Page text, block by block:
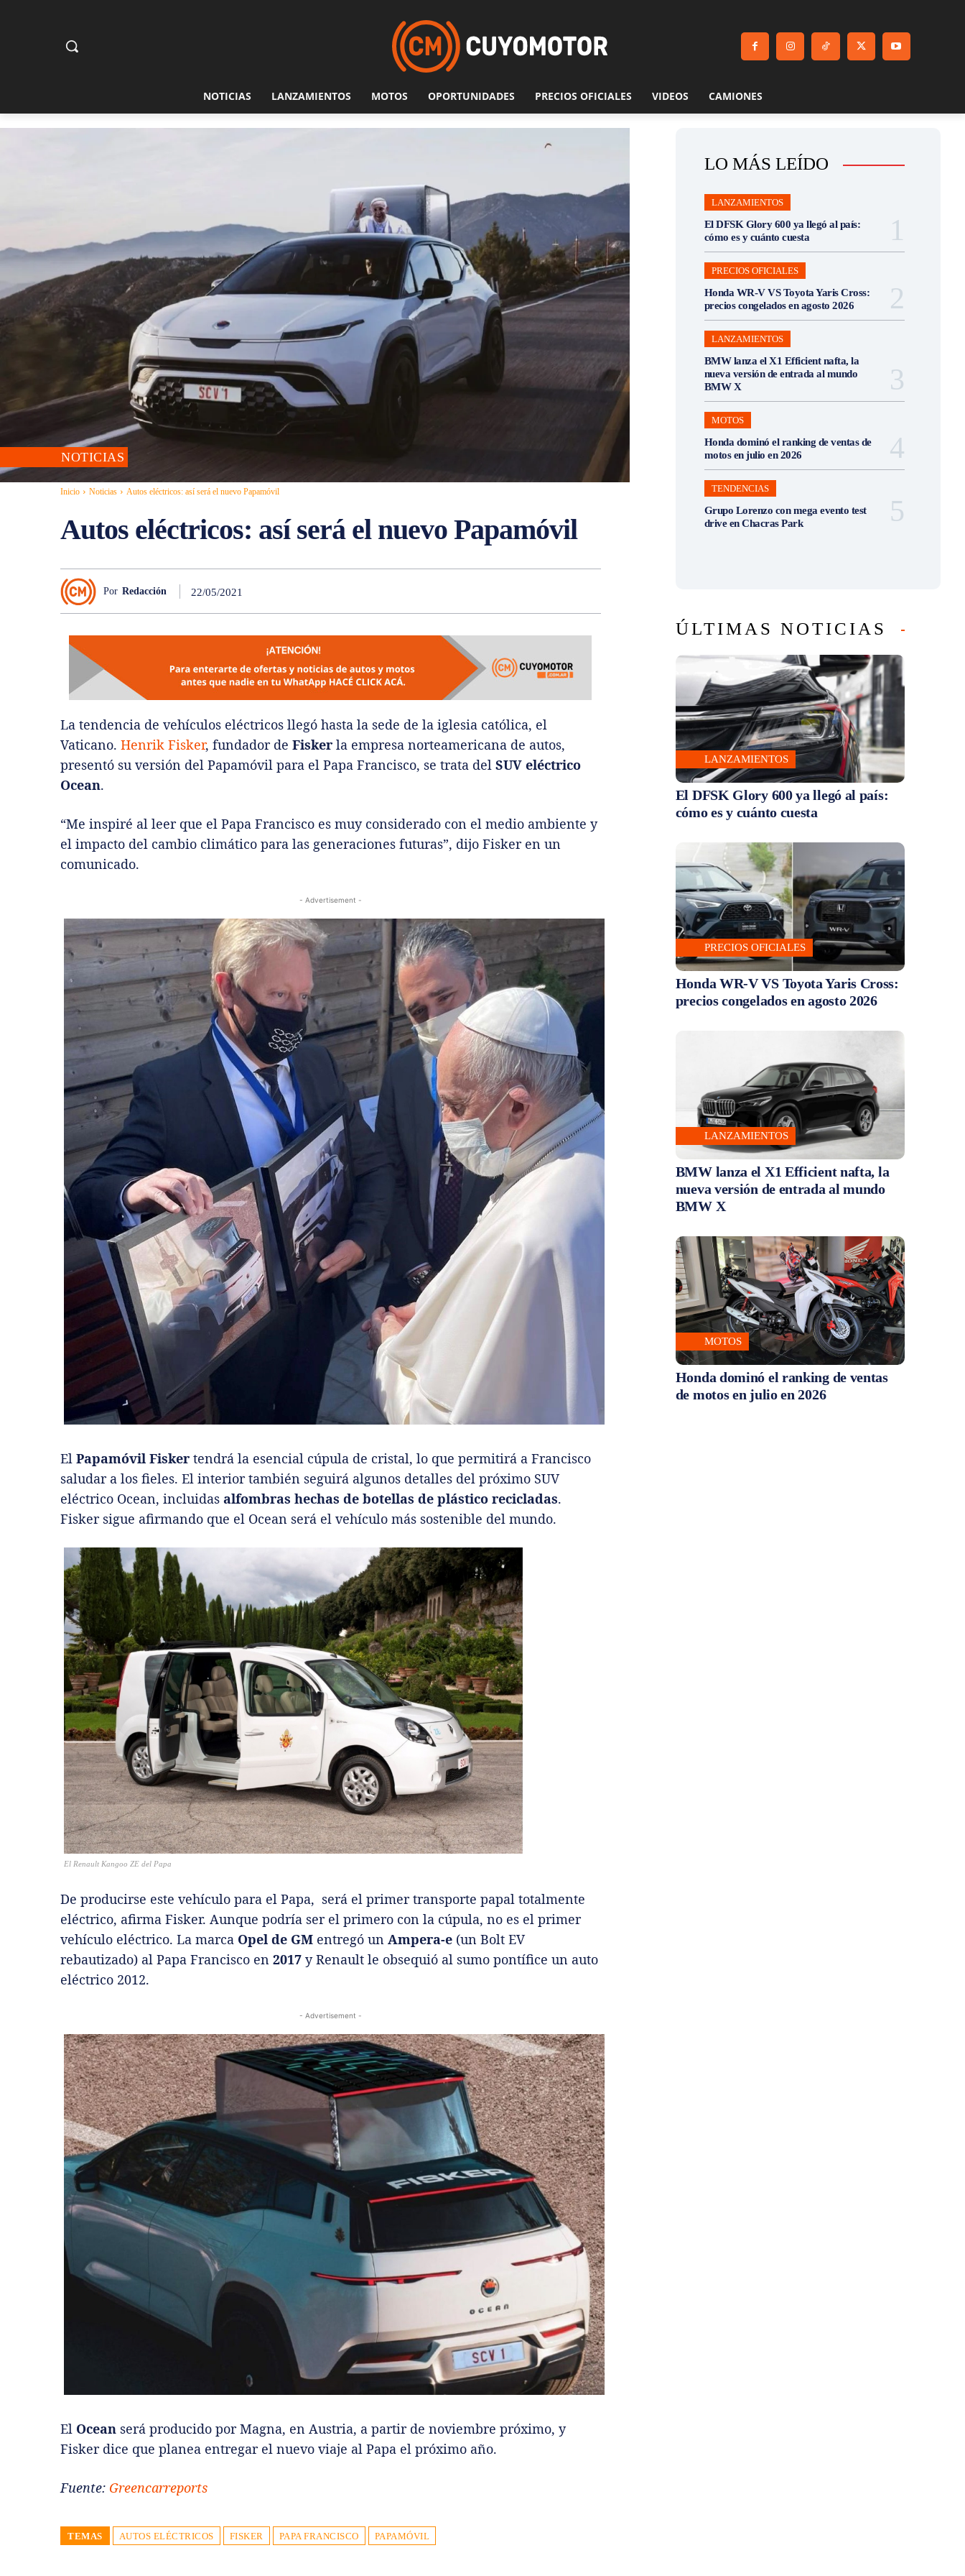
NOTICIAS LANZAMIENTOS MOTOS OPORTUNIDADES PRECIOS OFICIALES VIDEOS CAMIONES
NOTICIAS
Inicio Noticias Autos eléctricos: así será el nuevo Papamóvil
Autos eléctricos: así será el nuevo Papamóvil
Por Redacción 22/05/2021
La tendencia de vehículos eléctricos llegó hasta la sede de la iglesia católica, el
Vaticano. Henrik Fisker, fundador de Fisker la empresa norteamericana de autos,
presentó su versión del Papamóvil para el Papa Francisco, se trata del SUV eléctrico
Ocean.
“Me inspiré al leer que el Papa Francisco es muy considerado con el medio ambiente y
el impacto del cambio climático para las generaciones futuras”, dijo Fisker en un
comunicado.
- Advertisement -
El Papamóvil Fisker tendrá la esencial cúpula de cristal, lo que permitirá a Francisco
saludar a los fieles. El interior también seguirá algunos detalles del próximo SUV
eléctrico Ocean, incluidas alfombras hechas de botellas de plástico recicladas.
Fisker sigue afirmando que el Ocean será el vehículo más sostenible del mundo.
El Renault Kangoo ZE del Papa
De producirse este vehículo para el Papa, será el primer transporte papal totalmente
eléctrico, afirma Fisker. Aunque podría ser el primero con la cúpula, no es el primer
vehículo eléctrico. La marca Opel de GM entregó un Ampera-e (un Bolt EV
rebautizado) al Papa Francisco en 2017 y Renault le obsequió al sumo pontífice un auto
eléctrico 2012.
- Advertisement -
El Ocean será producido por Magna, en Austria, a partir de noviembre próximo, y
Fisker dice que planea entregar el nuevo viaje al Papa el próximo año.
Fuente: Greencarreports
TEMAS AUTOS ELÉCTRICOS FISKER PAPA FRANCISCO PAPAMÓVIL
LO MÁS LEÍDO
LANZAMIENTOS
El DFSK Glory 600 ya llegó al país:
cómo es y cuánto cuesta
PRECIOS OFICIALES
Honda WR-V VS Toyota Yaris Cross:
precios congelados en agosto 2026
LANZAMIENTOS
BMW lanza el X1 Efficient nafta, la
nueva versión de entrada al mundo
BMW X
MOTOS
Honda dominó el ranking de ventas de
motos en julio en 2026
TENDENCIAS
Grupo Lorenzo con mega evento test
drive en Chacras Park
ÚLTIMAS NOTICIAS
LANZAMIENTOS
El DFSK Glory 600 ya llegó al país:
cómo es y cuánto cuesta
PRECIOS OFICIALES
Honda WR-V VS Toyota Yaris Cross:
precios congelados en agosto 2026
LANZAMIENTOS
BMW lanza el X1 Efficient nafta, la
nueva versión de entrada al mundo
BMW X
MOTOS
Honda dominó el ranking de ventas
de motos en julio en 2026